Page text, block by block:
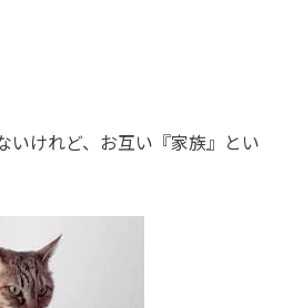
いけれど、お互い『家族』とい